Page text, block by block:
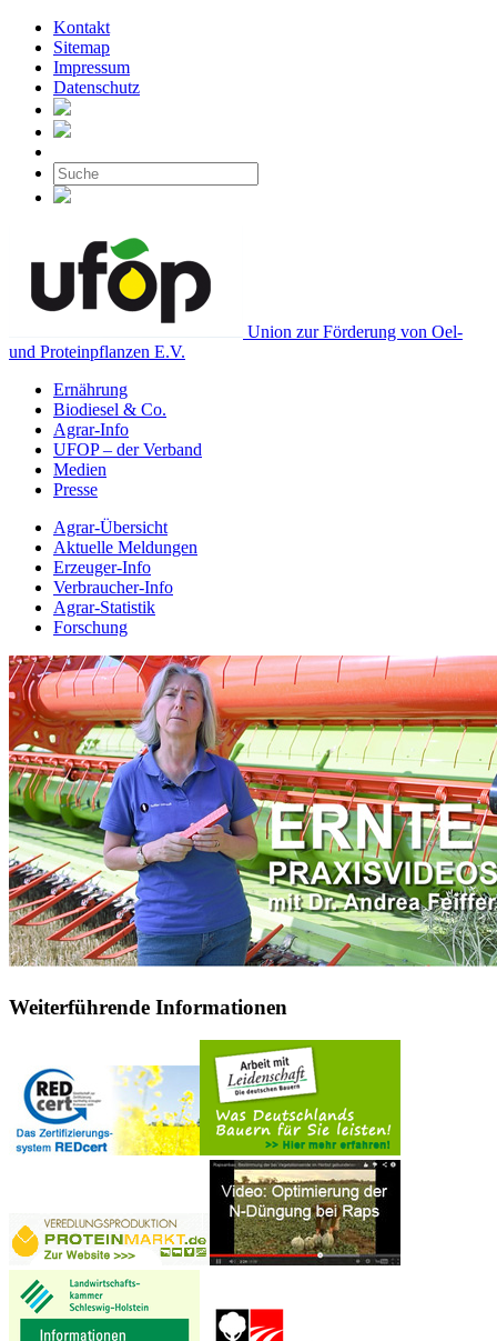
Kontakt
Sitemap
Impressum
Datenschutz
Union zur Förderung von Oel-
und Proteinpflanzen E.V.
Ernährung
Biodiesel & Co.
Agrar-Info
UFOP – der Verband
Medien
Presse
Agrar-Übersicht
Aktuelle Meldungen
Erzeuger-Info
Verbraucher-Info
Agrar-Statistik
Forschung
Weiterführende Informationen